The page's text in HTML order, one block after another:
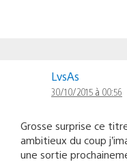
LvsAs
30/10/2015 à 00:56
Grosse surprise ce
ambitieux du coup
une sortie